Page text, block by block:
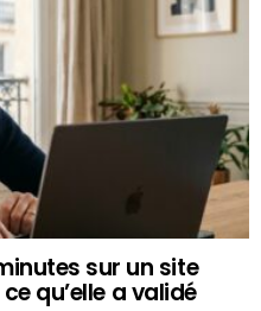
sur un site
qu’elle a validé